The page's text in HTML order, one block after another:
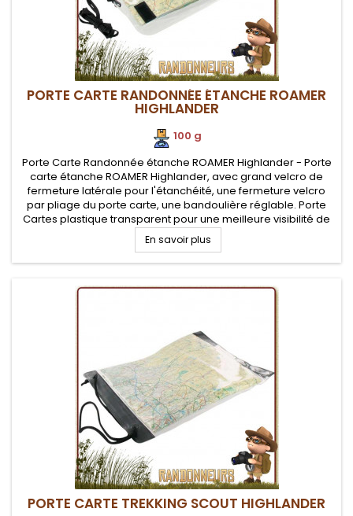
PORTE CARTE RANDONNÉE ÉTANCHE ROAMER
HIGHLANDER
100 g
Porte Carte Randonnée étanche ROAMER Highlander - Porte
carte étanche ROAMER Highlander, avec grand velcro de
fermeture latérale pour l'étanchéité, une fermeture velcro
par pliage du porte carte, une bandoulière réglable. Porte
Cartes plastique transparent pour une meilleure visibilité de
votre carte randonnée
En savoir plus
PORTE CARTE TREKKING SCOUT HIGHLANDER